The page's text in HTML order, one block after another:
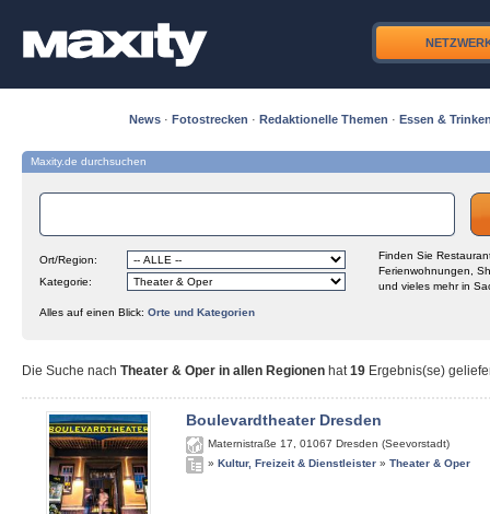
News · Fotostrecken · Redaktionelle Themen · Essen &
Maxity.de durchsuchen
Ort/Region:
Kategorie:
Finden Sie
Ferienwohnungen,
und vieles mehr in
Alles auf einen Blick: Orte und Kategorien
Die Suche nach Theater & Oper in allen Regionen hat19 Ergebnis(se)
Boulevardtheater Dresden
Maternistraße 17 01067 Dresden (Seevorstadt)
» Kultur, Freizeit & Dienstleister » Theater & Oper